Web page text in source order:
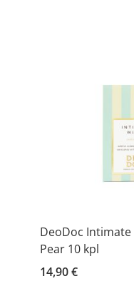
DeoDoc Intimate
Pear 10 kpl
14,90 €